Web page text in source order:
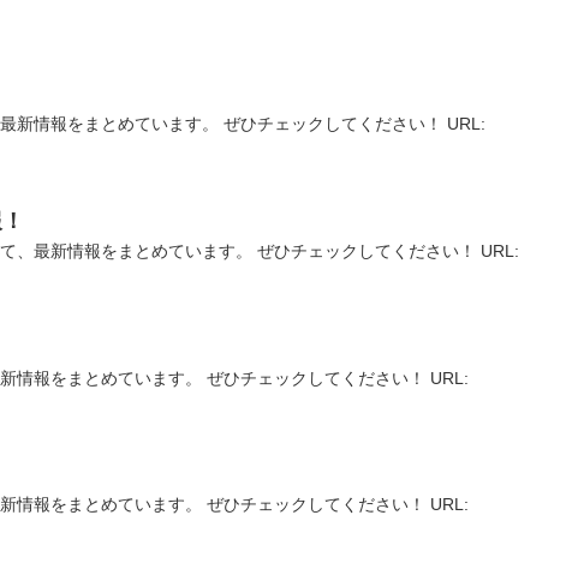
新情報をまとめています。 ぜひチェックしてください！ URL:
、最新情報をまとめています。 ぜひチェックしてください！ URL:
情報をまとめています。 ぜひチェックしてください！ URL:
情報をまとめています。 ぜひチェックしてください！ URL: